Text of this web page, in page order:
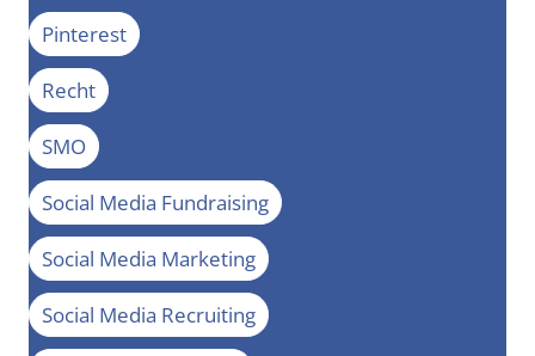
Pinterest
Recht
SMO
Social Media Fundraising
Social Media Marketing
Social Media Recruiting